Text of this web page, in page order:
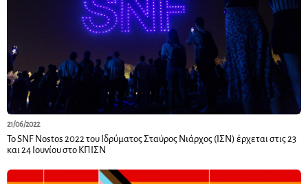
21/06/2022
Το SNF Nostos 2022 του Ιδρύματος Σταύρος Νιάρχος (ΙΣΝ) έρχεται στις 23
και 24 Ιουνίου στο ΚΠΙΣΝ